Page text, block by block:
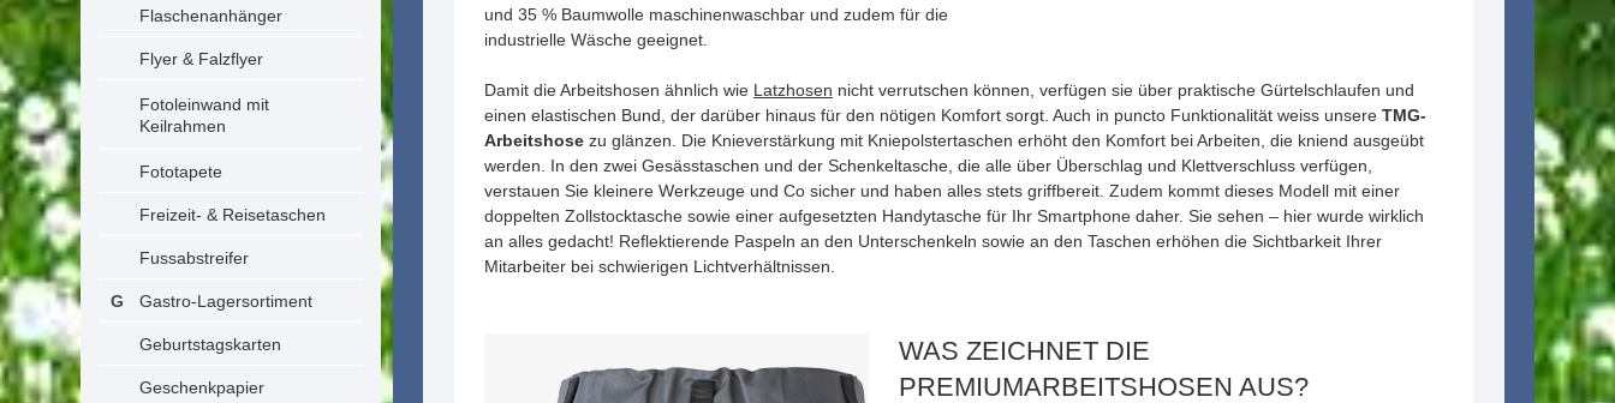
Flaschenanhänger
Flyer & Falzflyer
Fotoleinwand mit
Keilrahmen
Fototapete
Freizeit- & Reisetaschen
Fussabstreifer
Gastro-Lagersortiment
Geburtstagskarten
Geschenkpapier
und 35 % Baumwolle maschinenwaschbar und zudem für die
industrielle Wäsche geeignet.
Damit die Arbeitshosen ähnlich wie Latzhosen nicht verrutschen können, verfügen sie über praktische Gürtelschlaufen und
einen elastischen Bund, der darüber hinaus für den nötigen Komfort sorgt. Auch in puncto Funktionalität weiss unsere TMG-
Arbeitshose zu glänzen. Die Knieverstärkung mit Kniepolstertaschen erhöht den Komfort bei Arbeiten, die kniend ausgeübt
werden. In den zwei Gesässtaschen und der Schenkeltasche, die alle über Überschlag und Klettverschluss verfügen,
verstauen Sie kleinere Werkzeuge und Co sicher und haben alles stets griffbereit. Zudem kommt dieses Modell mit einer
doppelten Zollstocktasche sowie einer aufgesetzten Handytasche für Ihr Smartphone daher. Sie sehen – hier wurde wirklich
an alles gedacht! Reflektierende Paspeln an den Unterschenkeln sowie an den Taschen erhöhen die Sichtbarkeit Ihrer
Mitarbeiter bei schwierigen Lichtverhältnissen.
WAS ZEICHNET DIE
PREMIUMARBEITSHOSEN AUS?